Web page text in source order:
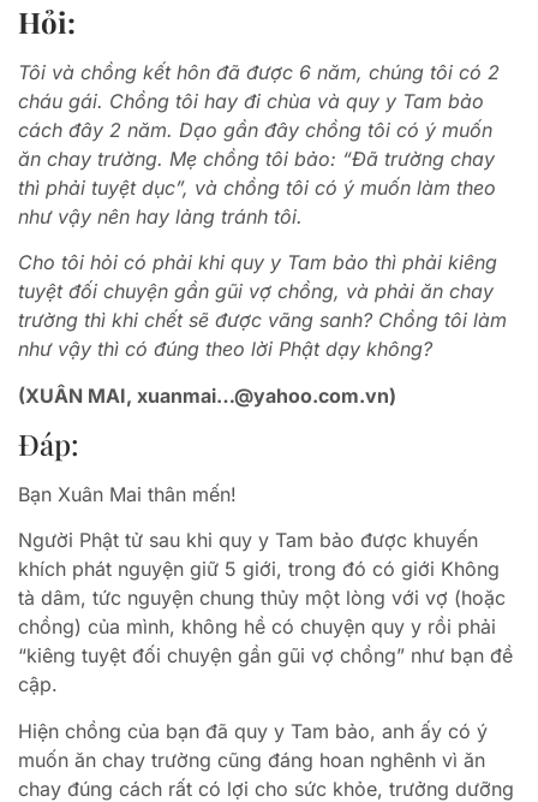
Hỏi:
Tôi và chồng kết hôn đã được 6 năm, chúng tôi có 2
cháu gái. Chồng tôi hay đi chùa và quy y Tam bảo
cách đây 2 năm. Dạo gần đây chồng tôi có ý muốn
ăn chay trường. Mẹ chồng tôi bảo: “Đã trường chay
thì phải tuyệt dục”, và chồng tôi có ý muốn làm theo
như vậy nên hay lảng tránh tôi.
Cho tôi hỏi có phải khi quy y Tam bảo thì phải kiêng
tuyệt đối chuyện gần gũi vợ chồng, và phải ăn chay
trường thì khi chết sẽ được vãng sanh? Chồng tôi làm
như vậy thì có đúng theo lời Phật dạy không?
(XUÂN MAI, xuanmai…@yahoo.com.vn)
Đáp:
Bạn Xuân Mai thân mến!
Người Phật tử sau khi quy y Tam bảo được khuyến
khích phát nguyện giữ 5 giới, trong đó có giới Không
tà dâm, tức nguyện chung thủy một lòng với vợ (hoặc
chồng) của mình, không hề có chuyện quy y rồi phải
“kiêng tuyệt đối chuyện gần gũi vợ chồng” như bạn đề
cập.
Hiện chồng của bạn đã quy y Tam bảo, anh ấy có ý
muốn ăn chay trường cũng đáng hoan nghênh vì ăn
chay đúng cách rất có lợi cho sức khỏe, trưởng dưỡng